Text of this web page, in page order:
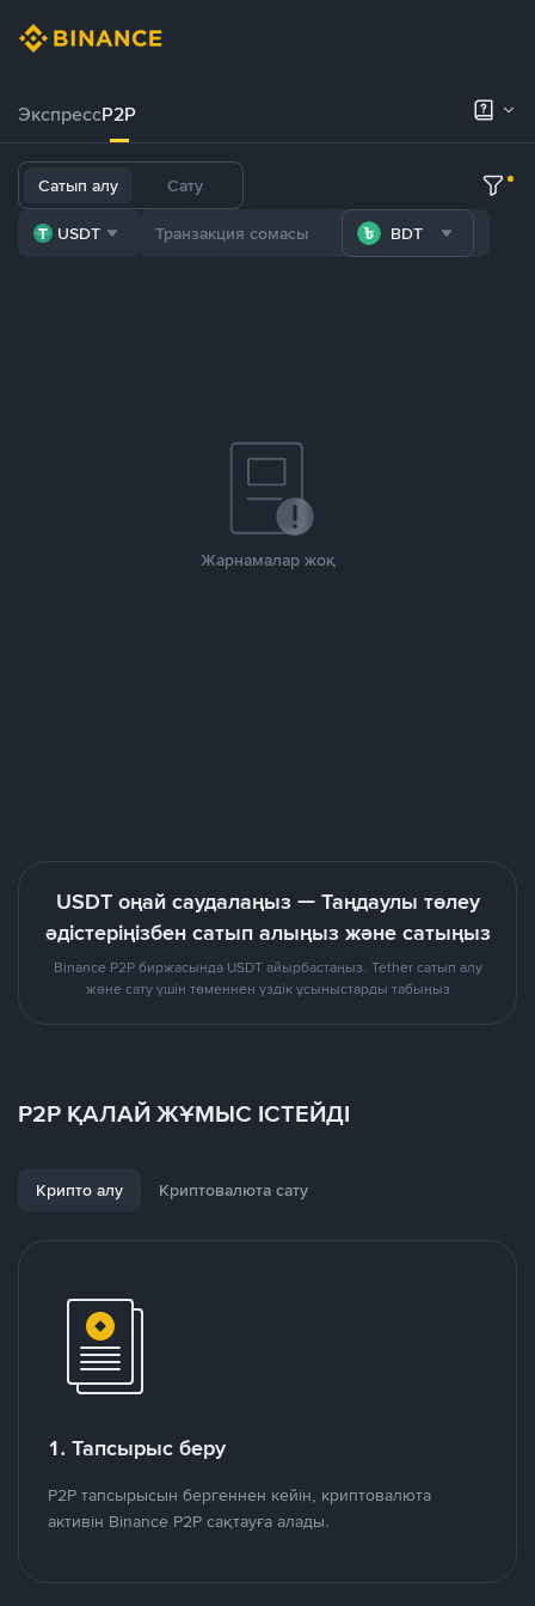
ЭкспрессP2P
Сатып алу Сату
USDT BDT
Жарнамалар жоқ
USDT оңай саудалаңыз — Таңдаулы төлеу
әдістеріңізбен сатып алыңыз және сатыңыз
Binance P2P биржасында USDT айырбастаңыз. Tether сатып алу
және сату үшін төменнен үздік ұсыныстарды табыңыз
P2P ҚАЛАЙ ЖҰМЫС ІСТЕЙДІ
Крипто алу Криптовалюта сату
1. Тапсырыс беру
P2P тапсырысын бергеннен кейін, криптовалюта
активін Binance P2P сақтауға алады.